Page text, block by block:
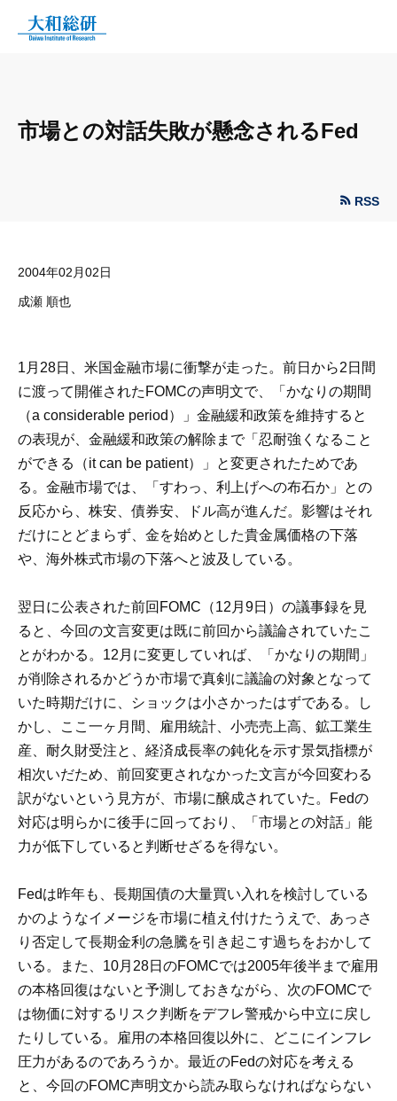
市場との対話失敗が懸念されるFed
RSS
2004年02月02日
成瀬 順也
1月28日、米国金融市場に衝撃が走った。前日から2日間
に渡って開催されたFOMCの声明文で、「かなりの期間
（a considerable period）」金融緩和政策を維持すると
の表現が、金融緩和政策の解除まで「忍耐強くなること
ができる（it can be patient）」と変更されたためであ
る。金融市場では、「すわっ、利上げへの布石か」との
反応から、株安、債券安、ドル高が進んだ。影響はそれ
だけにとどまらず、金を始めとした貴金属価格の下落
や、海外株式市場の下落へと波及している。
翌日に公表された前回FOMC（12月9日）の議事録を見
ると、今回の文言変更は既に前回から議論されていたこ
とがわかる。12月に変更していれば、「かなりの期間」
が削除されるかどうか市場で真剣に議論の対象となって
いた時期だけに、ショックは小さかったはずである。し
かし、ここ一ヶ月間、雇用統計、小売売上高、鉱工業生
産、耐久財受注と、経済成長率の鈍化を示す景気指標が
相次いだため、前回変更されなかった文言が今回変わる
訳がないという見方が、市場に醸成されていた。Fedの
対応は明らかに後手に回っており、「市場との対話」能
力が低下していると判断せざるを得ない。
Fedは昨年も、長期国債の大量買い入れを検討している
かのようなイメージを市場に植え付けたうえで、あっさ
り否定して長期金利の急騰を引き起こす過ちをおかして
いる。また、10月28日のFOMCでは2005年後半まで雇用
の本格回復はないと予測しておきながら、次のFOMCで
は物価に対するリスク判断をデフレ警戒から中立に戻し
たりしている。雇用の本格回復以外に、どこにインフレ
圧力があるのであろうか。最近のFedの対応を考える
と、今回のFOMC声明文から読み取らなければならない